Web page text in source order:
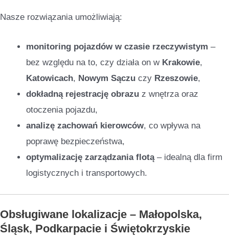
Nasze rozwiązania umożliwiają:
monitoring pojazdów w czasie rzeczywistym –
bez względu na to, czy działa on w Krakowie,
Katowicach, Nowym Sączu czy Rzeszowie,
dokładną rejestrację obrazu z wnętrza oraz
otoczenia pojazdu,
analizę zachowań kierowców, co wpływa na
poprawę bezpieczeństwa,
optymalizację zarządzania flotą– idealną dla firm
logistycznych i transportowych.
Obsługiwane lokalizacje – Małopolska,
Śląsk, Podkarpacie i Świętokrzyskie